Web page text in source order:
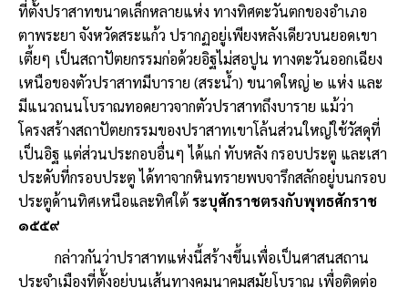
ที่ตั้งปราสาทขนาดเล็กหลายแห่ง ทางทิศตะวันตกของอำเภอ
ตาพระยา จังหวัดสระแก้ว ปรากฏอยู่เพียงหลังเดียวบนยอดเขา
เตี้ยๆ เป็นสถาปัตยกรรมก่อด้วยอิฐไม่สอปูน ทางตะวันออกเฉียง
เหนือของตัวปราสาทมีบาราย (สระน้ำ) ขนาดใหญ่ ๒ แห่ง และ
มีแนวถนนโบราณทอดยาวจากตัวปราสาทถึงบาราย แม้ว่า
โครงสร้างสถาปัตยกรรมของปราสาทเขาโล้นส่วนใหญ่ใช้วัสดุที่
เป็นอิฐ แต่ส่วนประกอบอื่นๆ ได้แก่ ทับหลัง กรอบประตู และเสา
ประดับที่กรอบประตู ได้ทาจากหินทรายพบจารึกสลักอยู่บนกรอบ
ประตูด้านทิศเหนือและทิศใต้ ระบุศักราชตรงกับพุทธศักราช
๑๕๕๙
กล่าวกันว่าปราสาทแห่งนี้สร้างขึ้นเพื่อเป็นศาสนสถาน
ประจำเมืองที่ตั้งอยู่บนเส้นทางคมนาคมสมัยโบราณ เพื่อติดต่อ